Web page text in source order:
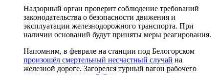
Надзорный орган проверит соблюдение требований
законодательства о безопасности движения и
эксплуатации железнодорожного транспорта. При
наличии оснований будут приняты меры реагирования.
Напомним, в феврале на станции под Белогорском
произошёл смертельный несчастный случай на
железной дороге. Загорелся турный вагон рабочего